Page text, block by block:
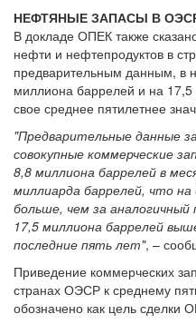
НЕФТЯНЫЕ ЗАПАСЫ В
В докладе ОПЕК также
нефти и нефтепродуктов в
предварительным данным, в
миллиона баррелей и на
свое среднее пятилетнее
"Предварительные данные
совокупные коммерческие
8,8 миллиона баррелей в
миллиарда баррелей, что
больше, чем за аналогичный
17,5 миллиона баррелей
последние пять лет", –
Приведение коммерческих
странах ОЭСР к среднему
обозначено как цель сделки